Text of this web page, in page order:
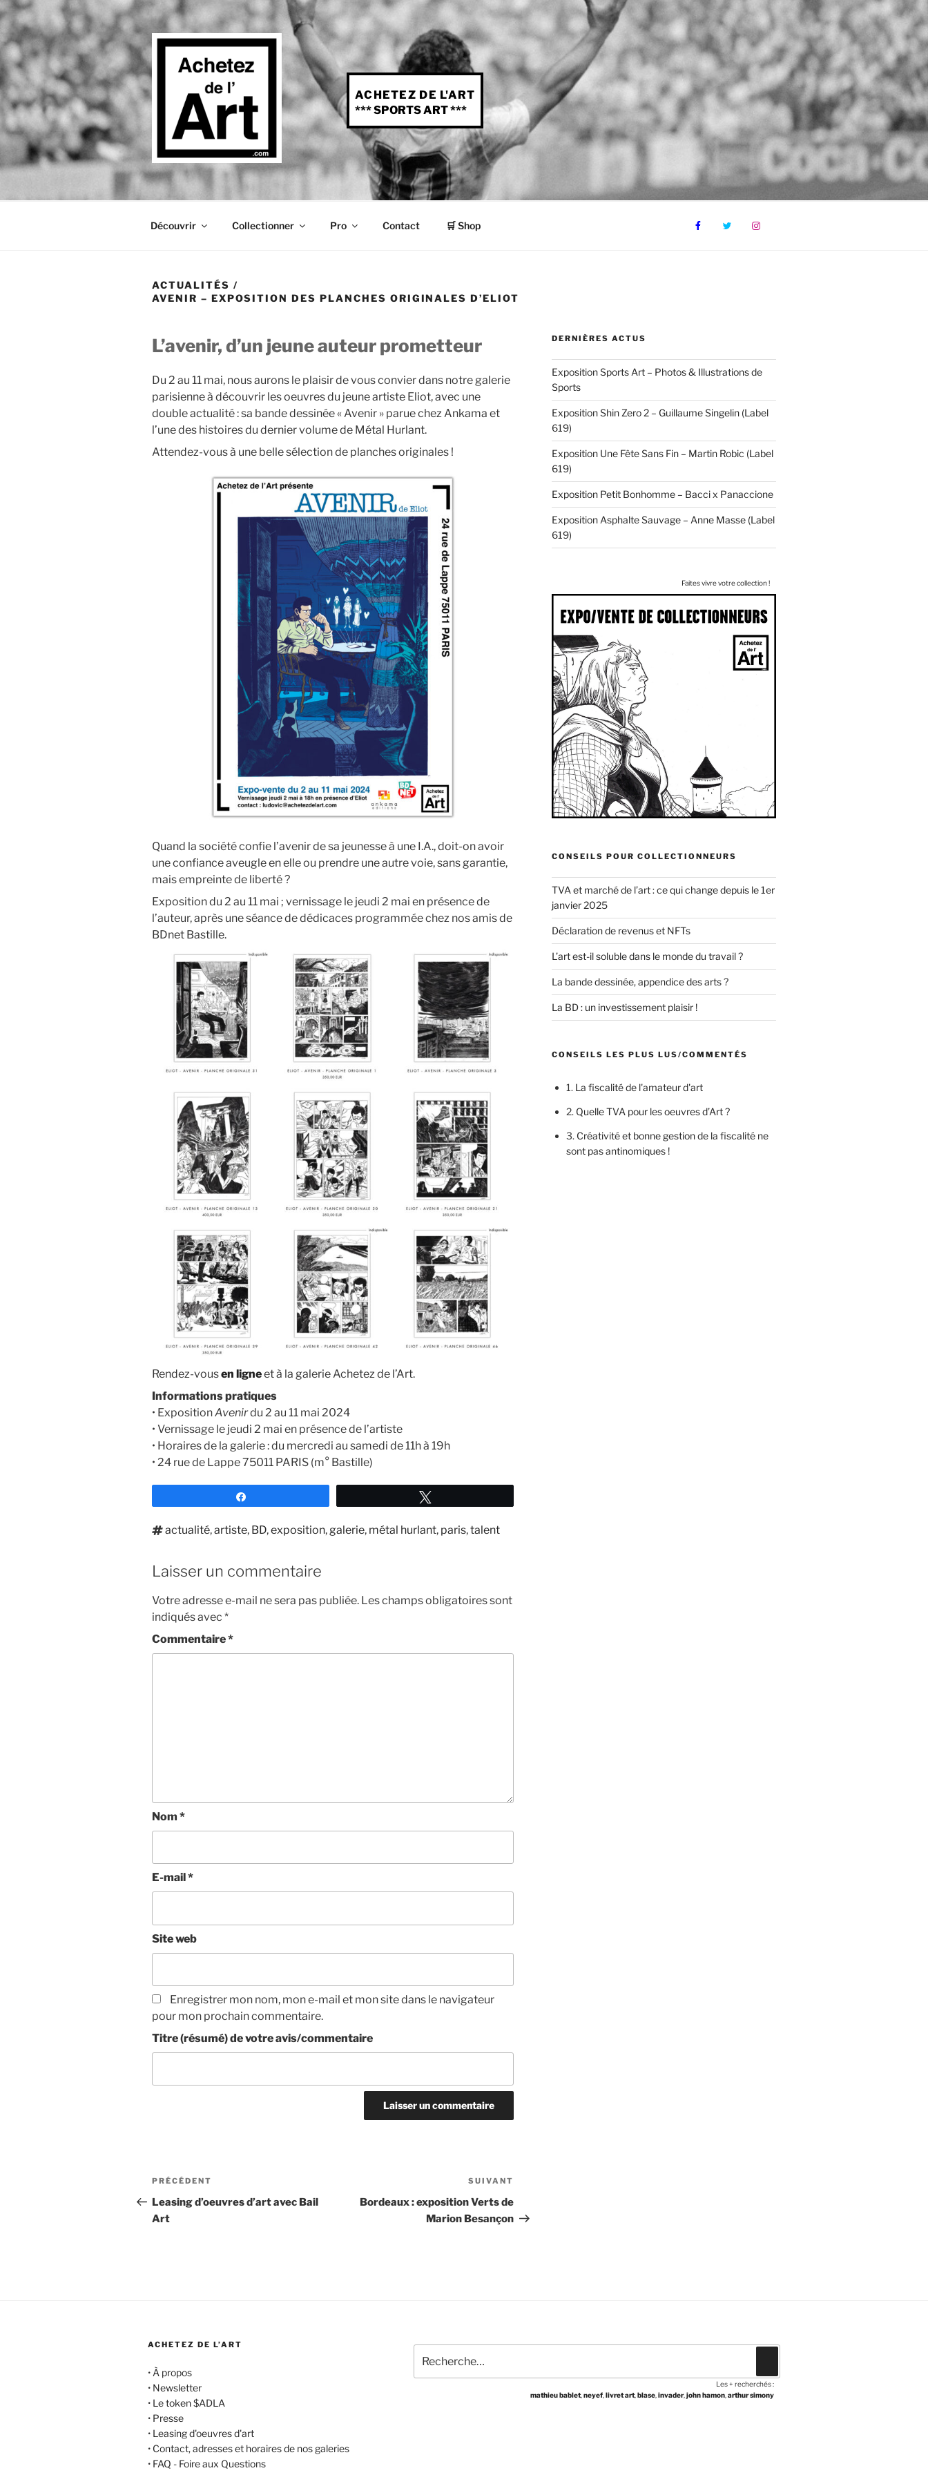
Aller
au
contenu
principal
ACHETEZ DE L'ART
*** SPORTS ART ***
Découvrir Collectionner Pro Contact 🛒 Shop
ACTUALITÉS /
AVENIR – EXPOSITION DES PLANCHES ORIGINALES D’ELIOT
L’avenir, d’un jeune auteur prometteur
Du 2 au 11 mai, nous aurons le plaisir de vous convier dans notre galerie
parisienne à découvrir les oeuvres du jeune artiste Eliot, avec une
double actualité : sa bande dessinée « Avenir » parue chez Ankama et
l’une des histoires du dernier volume de Métal Hurlant.
Attendez-vous à une belle sélection de planches originales !
Quand la société confie l’avenir de sa jeunesse à une I.A., doit-on avoir
une confiance aveugle en elle ou prendre une autre voie, sans garantie,
mais empreinte de liberté ?
Exposition du 2 au 11 mai ; vernissage le jeudi 2 mai en présence de
l’auteur, après une séance de dédicaces programmée chez nos amis de
BDnet Bastille.
Rendez-vousen ligneet à la galerie Achetez de l’Art.
Informations pratiques
• ExpositionAvenirdu 2 au 11 mai 2024
• Vernissage le jeudi 2 mai en présence de l’artiste
• Horaires de la galerie : du mercredi au samedi de 11h à 19h
• 24 rue de Lappe 75011 PARIS (m° Bastille)
Étiquettes
actualité,artiste, BD,exposition,galerie, métal hurlant, paris,talent
Laisser un commentaire
Votre adresse e-mail ne sera pas publiée. Les champs obligatoires sont
indiqués avec *
Commentaire*
Nom *
E-mail *
Site web
Enregistrer mon nom, mon e-mail et mon site dans le navigateur
pour mon prochain commentaire.
Titre (résumé) de votre avis/commentaire
Navigation
de
l’article
Article
précédent
PRÉCÉDENT
Leasing d’oeuvres d’art avec Bail
Art
suivant
SUIVANT
Bordeaux : exposition Verts de
Marion Besançon
DERNIÈRES ACTUS
Exposition Sports Art – Photos & Illustrations de
Sports
Exposition Shin Zero 2 – Guillaume Singelin (Label
619)
Exposition Une Fête Sans Fin – Martin Robic (Label
619)
Exposition Petit Bonhomme – Bacci x Panaccione
Exposition Asphalte Sauvage – Anne Masse (Label
619)
Faites vivre votre collection !
CONSEILS POUR COLLECTIONNEURS
TVA et marché de l’art : ce qui change depuis le 1er
janvier 2025
Déclaration de revenus et NFTs
L’art est-il soluble dans le monde du travail ?
La bande dessinée, appendice des arts ?
La BD : un investissement plaisir !
CONSEILS LES PLUS LUS/COMMENTÉS
1. La fiscalité de l'amateur d'art
2. Quelle TVA pour les oeuvres d’Art ?
3. Créativité et bonne gestion de la fiscalité ne
sont pas antinomiques !
ACHETEZ DE L’ART
• À propos
• Newsletter
• Le token $ADLA
• Presse
• Leasing d'oeuvres d'art
• Contact, adresses et horaires de nos galeries
• FAQ - Foire aux Questions
pour
:
Les + recherchés :
mathieu bablet, neyef livret art, blase invader, john hamon arthur simony